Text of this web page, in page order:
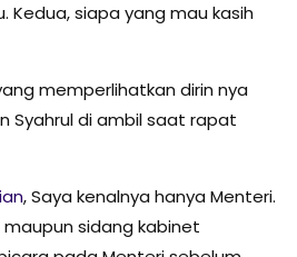
Kedua, siapa yang mau kasih
memperlihatkan dirin nya
Syahrul di ambil saat rapat
, Saya kenalnya hanya Menteri.
sidang kabinet